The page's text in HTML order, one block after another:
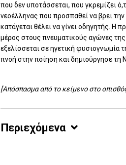
που δεν υποτάσσεται, που γκρεμίζει
νεοέλληνας που προσπαθεί να βρει
κατάγεται θέλει να γίνει οδηγητής. Η
μέρος στους πνευματικούς αγώνες
εξελίσσεται σε ηγετική φυσιογνωμία
πνοή στην ποίηση και δημιούργησε τη
[Απόσπασμα από το κείμενο στο
Περιεχόμενα